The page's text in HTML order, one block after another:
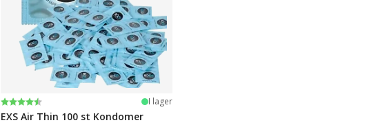
Betyg:
4.6 utav 5 stjärnor I lager
EXS Air Thin 100 st Kondomer